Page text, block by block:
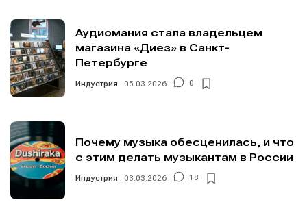
Аудиомания стала владельцем
магазина «Диез» в Санкт-
Петербурге
Индустрия 05.03.2026 0
Почему музыка обесценилась, и что
с этим делать музыкантам в России
Индустрия 03.03.2026 18